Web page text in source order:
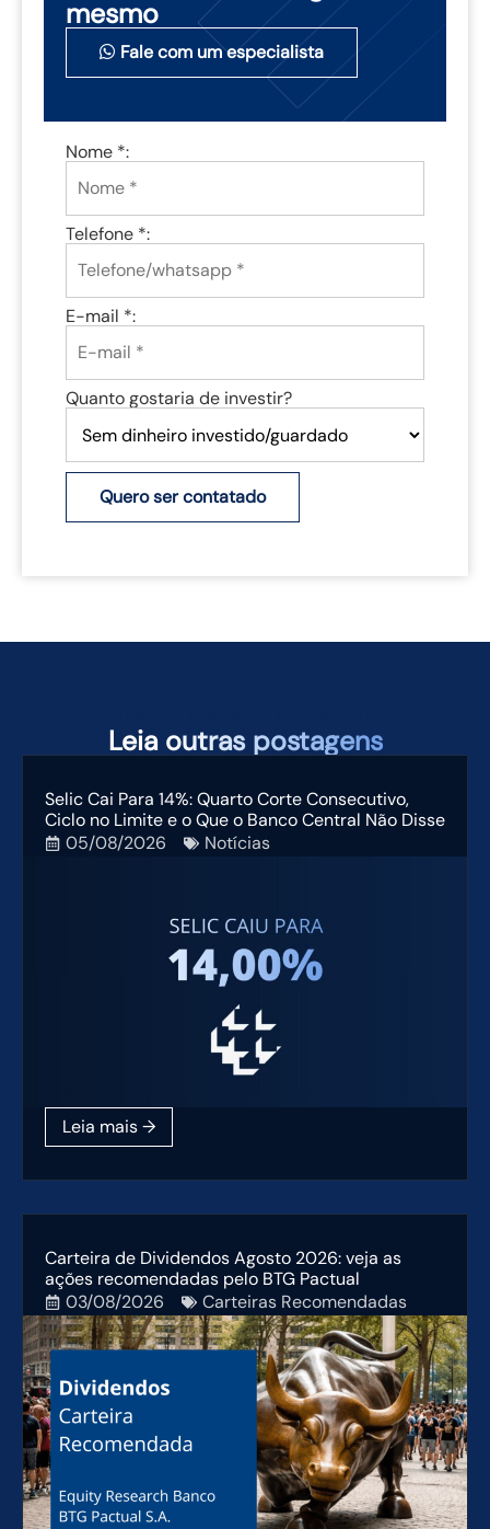
mesmo
Fale com um especialista
Nome *:
Telefone *:
E-mail *:
Quanto gostaria de investir?
Quero ser contatado
Leia outras postagens
Selic Cai Para 14%: Quarto Corte Consecutivo,
Ciclo no Limite e o Que o Banco Central Não Disse
05/08/2026
Notícias
Carteira de Dividendos Agosto 2026: veja as
ações recomendadas pelo BTG Pactual
03/08/2026
Carteiras Recomendadas